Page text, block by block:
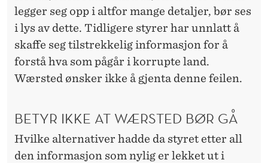
legger seg opp i altfor mange detaljer, bør ses
i lys av dette. Tidligere styrer har unnlatt å
skaffe seg tilstrekkelig informasjon for å
forstå hva som pågår i korrupte land.
Wærsted ønsker ikke å gjenta denne feilen.
BETYR IKKE AT WÆRSTED BØR GÅ
Hvilke alternativer hadde da styret etter all
den informasjon som nylig er lekket ut i